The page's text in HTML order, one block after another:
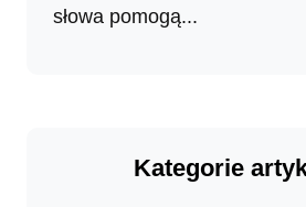
słowa pomogą...
Kategorie